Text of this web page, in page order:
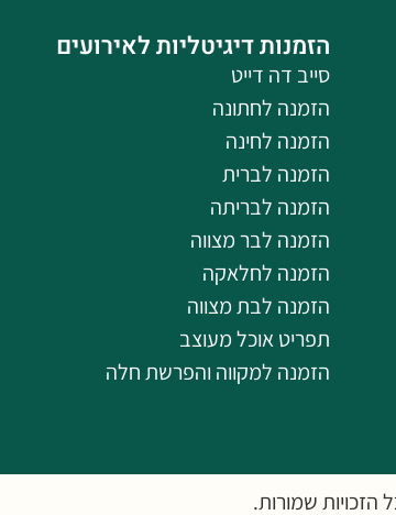
הזמנות דיגיטליות לאירועים
סייב דה דייט
הזמנה לחתונה
הזמנה לחינה
הזמנה לברית
הזמנה לבריתה
הזמנה לבר מצווה
הזמנה לחלאקה
הזמנה לבת מצווה
תפריט אוכל מעוצב
הזמנה למקווה והפרשת חלה